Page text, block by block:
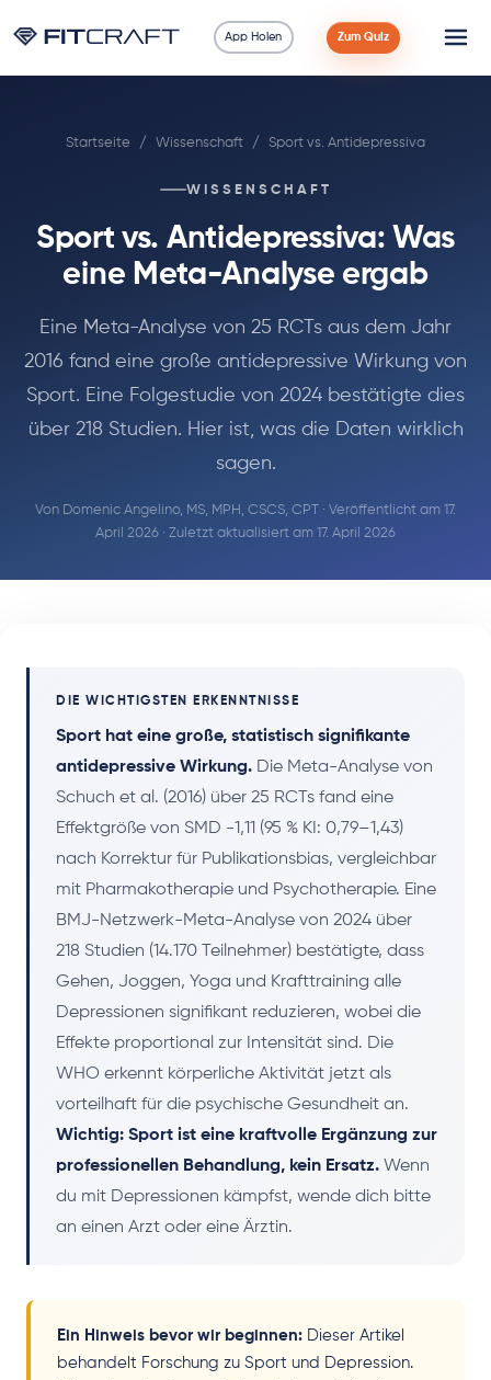
App Holen Zum Quiz
Ratgeber
90 Tage
Übungen
Blog
Startseite / Wissenschaft / Sport vs. Antidepressiva
WISSENSCHAFT
Sport vs. Antidepressiva: Was
eine Meta-Analyse ergab
Eine Meta-Analyse von 25 RCTs aus dem Jahr
2016 fand eine große antidepressive Wirkung von
Sport. Eine Folgestudie von 2024 bestätigte dies
über 218 Studien. Hier ist, was die Daten wirklich
sagen.
Von Domenic Angelino, MS, MPH, CSCS, CPT · Veröffentlicht am 17.
April 2026 · Zuletzt aktualisiert am 17. April 2026
DIE WICHTIGSTEN ERKENNTNISSE
Sport hat eine große, statistisch signifikante
antidepressive Wirkung. Die Meta-Analyse von
Schuch et al. (2016) über 25 RCTs fand eine
Effektgröße von SMD -1,11 (95 % KI: 0,79–1,43)
nach Korrektur für Publikationsbias, vergleichbar
mit Pharmakotherapie und Psychotherapie. Eine
BMJ-Netzwerk-Meta-Analyse von 2024 über
218 Studien (14.170 Teilnehmer) bestätigte, dass
Gehen, Joggen, Yoga und Krafttraining alle
Depressionen signifikant reduzieren, wobei die
Effekte proportional zur Intensität sind. Die
WHO erkennt körperliche Aktivität jetzt als
vorteilhaft für die psychische Gesundheit an.
Wichtig: Sport ist eine kraftvolle Ergänzung zur
professionellen Behandlung, kein Ersatz. Wenn
du mit Depressionen kämpfst, wende dich bitte
an einen Arzt oder eine Ärztin.
Ein Hinweis bevor wir beginnen: Dieser Artikel
behandelt Forschung zu Sport und Depression.